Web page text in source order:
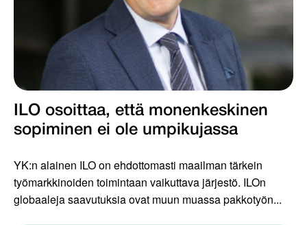
ILO osoittaa, että monenkeskinen
sopiminen ei ole umpikujassa
YK:n alainen ILO on ehdottomasti maailman tärkein
työmarkkinoiden toimintaan vaikuttava järjestö. ILOn
globaaleja saavutuksia ovat muun muassa pakkotyön...